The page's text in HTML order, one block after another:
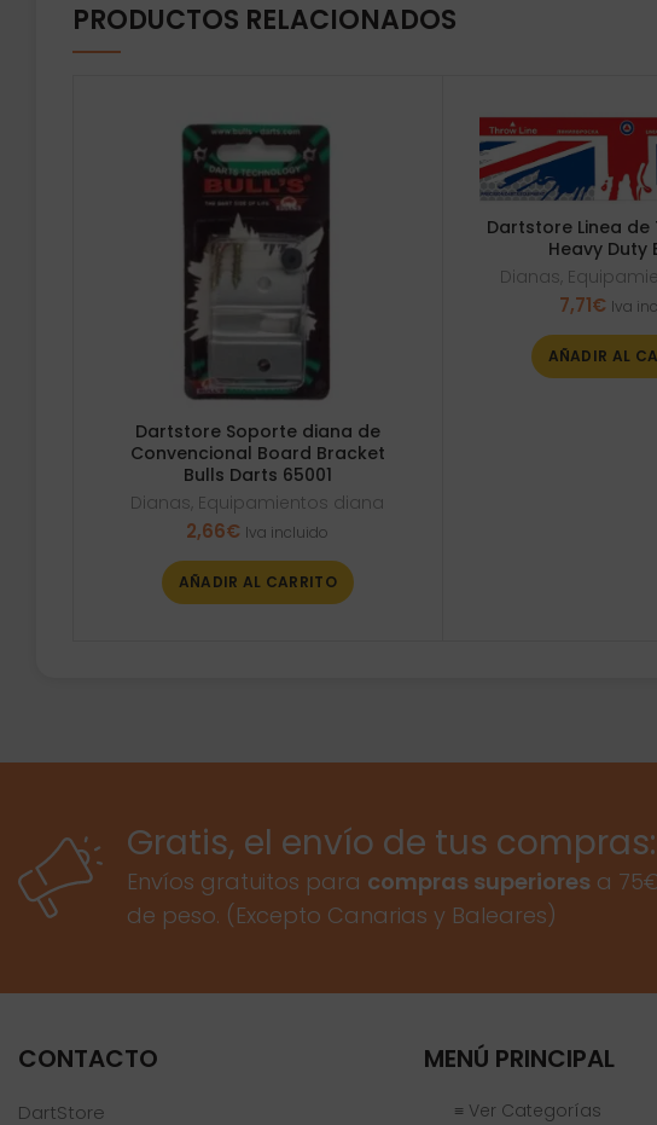
PRODUCTOS RELACIONADOS
Dartstore Soporte diana de
Convencional Board Bracket
Bulls Darts 65001
Dianas, Equipamientos diana
2,66€ Iva incluido
AÑADIR AL CARRITO
Dartstore Linea de
Heavy Duty
Dianas,
7,71€ Iva
AÑADIR AL
Gratis, el envío de tus compras:
Envíos gratuitos para compras superiores a
de peso. (Excepto Canarias y Baleares)
CONTACTO
DartStore
MENÚ PRINCIPAL
≡ Ver Categorías